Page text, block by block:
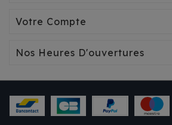
Votre Compte
Nos Heures D'ouvertures